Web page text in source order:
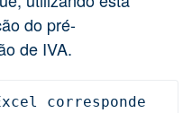
do pré-
de IVA.
corresponde